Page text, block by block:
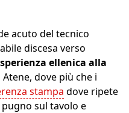
acuto del tecnico
discesa verso
ellenica alla
Atene, dove più che i
stampa dove ripete
sul tavolo e